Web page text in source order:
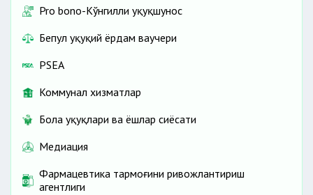
Pro bono-Кўнгилли ҳуқуқшунос
Бепул ҳуқуқий ёрдам ваучери
PSEA
Коммунал хизматлар
Бола ҳуқуқлари ва ёшлар сиёсати
Медиация
Фармацевтика тармоғини ривожлантириш
агентлиги